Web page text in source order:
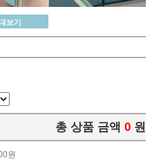
보기
총 상품 금액 0 원
원